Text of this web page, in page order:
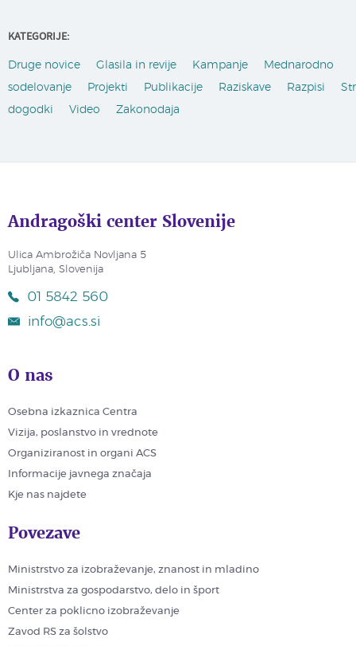
KATEGORIJE:
Druge novice Glasila in revije Kampanje
Mednarodno
sodelovanje
Projekti Publikacije Raziskave Razpisi
dogodki
Video Zakonodaja
Andragoški center Slovenije
Ulica Ambrožiča Novljana 5
Ljubljana, Slovenija
01 5842 560
info@acs.si
O nas
Osebna izkaznica Centra
Vizija, poslanstvo in vrednote
Organiziranost in organi ACS
Informacije javnega značaja
Kje nas najdete
Povezave
Ministrstvo za izobraževanje, znanost in mladino
Ministrstva za gospodarstvo, delo in šport
Center za poklicno izobraževanje
Zavod RS za šolstvo